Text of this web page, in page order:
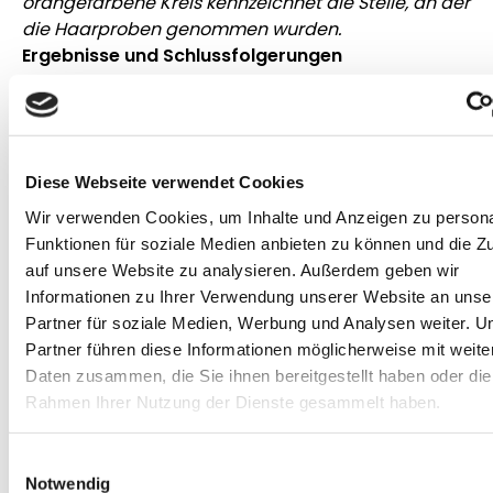
Diese Webseite verwendet Cookies
Wir verwenden Cookies, um Inhalte und Anzeigen zu
Funktionen für soziale Medien anbieten zu können und die
auf unsere Website zu analysieren. Außerdem geben wir
Informationen zu Ihrer Verwendung unserer Website an
Partner für soziale Medien, Werbung und Analysen weiter.
Partner führen diese Informationen möglicherweise mit
Daten zusammen, die Sie ihnen bereitgestellt haben oder
Rahmen Ihrer Nutzung der Dienste gesammelt haben.
Notwendig
die Haarproben genommen wurden.
Ergebnisse und Schlussfolgerungen
Die Werte für die Spurenelemente in den Haaren
der Pferde wurden gegen die Werte der
wurde erwartet, dass höhere Leberwerte bei einem
Pferd auch höhere Haarwerte ergeben würden,
aber es stellte sich heraus, dass hier keine
Korrelation für die untersuchten Elemente
gefunden werden konnte (Abbildung 2.).
Die fehlende Korrelation zwischen den Werten in
der Leber einerseits und den Haaren andererseits
bedeutet, dass die Haaranalyse leider keine gute
Alternative für eine zuverlässige Bestimmung des
Spurenelementstatus bei Pferden ist. Folglich
Haaranalyse keine spezifischen